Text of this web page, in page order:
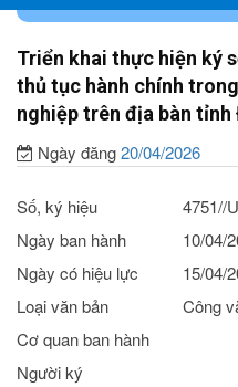
Xây
tỉnh
Đắk
Lắk
Triển khai thực hiện ký
thủ tục hành chính
nghiệp trên địa bàn tỉnh
Ngày đăng20/04/2026
Số, ký hiệu
4751//
Ngày ban hành
10/04/
Ngày có hiệu lực
15/04/
Loại văn bản
Công
Cơ quan ban hành
Người ký